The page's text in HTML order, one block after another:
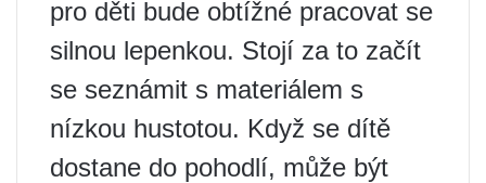
pro děti bude obtížné pracovat se
silnou lepenkou. Stojí za to začít
se seznámit s materiálem s
nízkou hustotou. Když se dítě
dostane do pohodlí, může být